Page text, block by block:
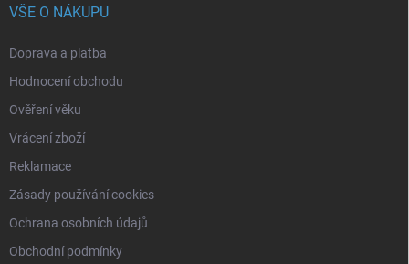
VŠE O NÁKUPU
Doprava a platba
Hodnocení obchodu
Ověření věku
Vrácení zboží
Reklamace
Zásady používání cookies
Ochrana osobních údajů
Obchodní podmínky